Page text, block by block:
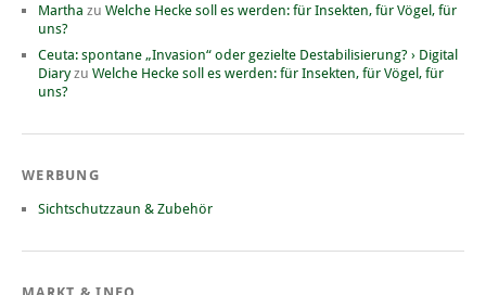
Martha zu Welche Hecke soll es werden: für Insekten, für Vögel, für
uns?
Ceuta: spontane „Invasion“ oder gezielte Destabilisierung? › Digital
Diaryzu Welche Hecke soll es werden: für Insekten, für Vögel, für
uns?
WERBUNG
Sichtschutzzaun & Zubehör